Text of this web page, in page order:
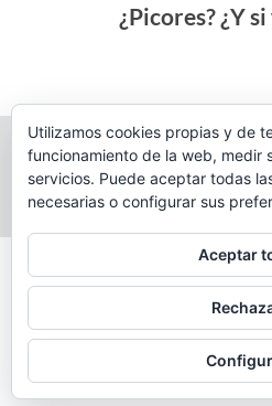
¿Picores? ¿Y
Tu servicio dermatológico en C/
Derecha 39008
Aviso legal|Política de
Utilizamos cookies propias y de
funcionamiento de la web, medir
servicios. Puede aceptar todas
necesarias o configurar sus
Aceptar